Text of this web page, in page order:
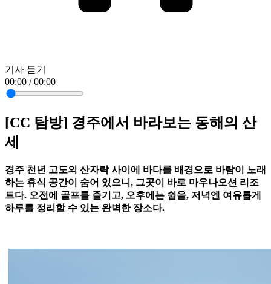
기사 듣기
00:00 / 00:00
[CC 탐방] 경주에서 바라보는 동해의 산
세
경주 천년 고도의 산자락 사이에 바다를 배경으로 바람이 노래
하는 휴식 공간이 숨어 있으니, 그곳이 바로 마우나오션 리조
트다. 오전에 골프를 즐기고, 오후에는 쉼을, 저녁엔 여유롭게
하루를 정리할 수 있는 완벽한 장소다.